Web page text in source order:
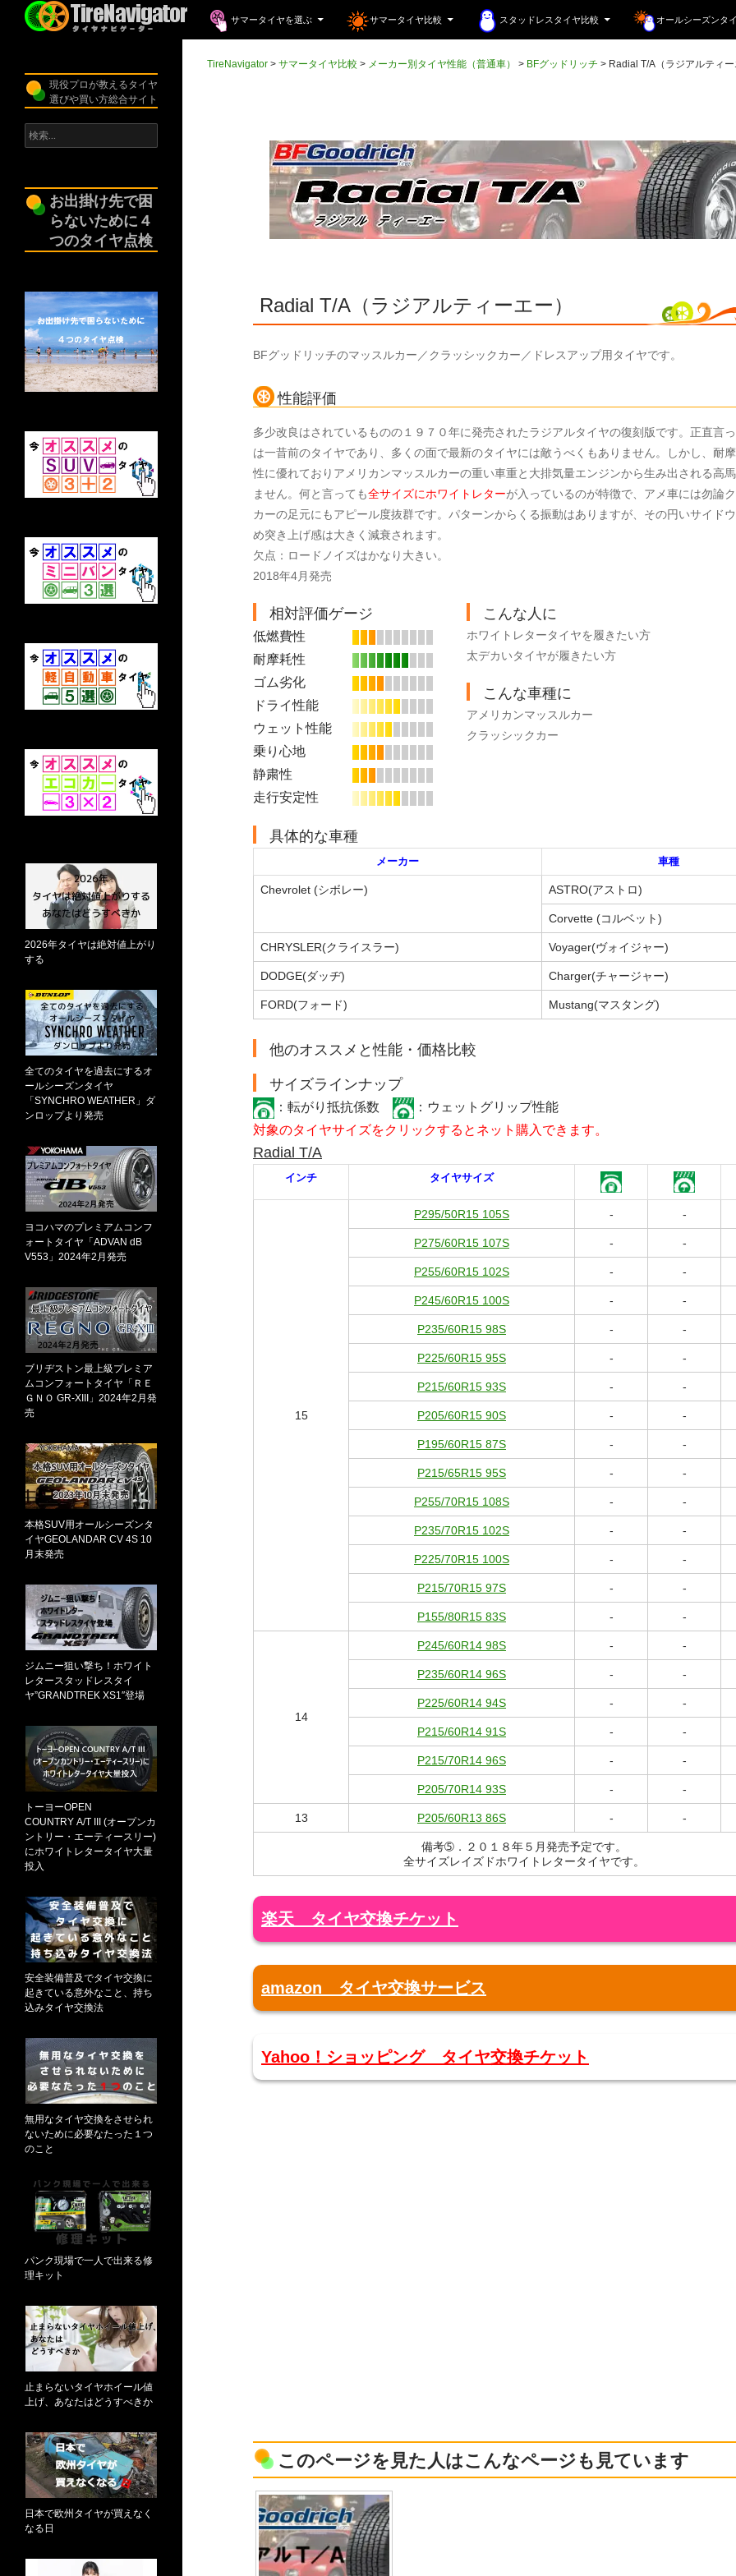
サマータイヤを選ぶ
サマータイヤ比較 スタッドレスタイヤ比較 オールシーズンタ
TireNavigator > サマータイヤ比較 > メーカー別タイヤ性能（普通車） > BFグッドリッチ > Radial T/A（ラジアルティー
Radial T/A（ラジアルティーエー）
BFグッドリッチのマッスルカー／クラッシックカー／ドレスアップ用タイヤです。
性能評価
多少改良はされているものの１９７０年に発売されたラジアルタイヤの復刻版です。正直言
は一昔前のタイヤであり、多くの面で最新のタイヤには敵うべくもありません。しかし、耐
性に優れておりアメリカンマッスルカーの重い車重と大排気量エンジンから生み出される高
ません。何と言っても全サイズにホワイトレターが入っているのが特徴で、アメ車には勿論
カーの足元にもアピール度抜群です。パターンからくる振動はありますが、その円いサイド
め突き上げ感は大きく減衰されます。
欠点：ロードノイズはかなり大きい。
2018年4月発売
相対評価ゲージ
低燃費性
耐摩耗性
ゴム劣化
ドライ性能
ウェット性能
乗り心地
静粛性
走行安定性
こんな人に
ホワイトレタータイヤを履きたい方
太デカいタイヤが履きたい方
こんな車種に
アメリカンマッスルカー
クラッシックカー
具体的な車種
メーカー 車種
Chevrolet (シボレー) ASTRO(アストロ)
Corvette (コルベット)
CHRYSLER(クライスラー) Voyager(ヴォイジャー)
DODGE(ダッヂ) Charger(チャージャー)
FORD(フォード) Mustang(マスタング)
他のオススメと性能・価格比較
サイズラインナップ
：転がり抵抗係数
：ウェットグリップ性能
対象のタイヤサイズをクリックするとネット購入できます。
Radial T/A
インチ タイヤサイズ
15
P295/50R15 105S - -
P275/60R15 107S - -
P255/60R15 102S - -
P245/60R15 100S - -
P235/60R15 98S - -
P225/60R15 95S - -
P215/60R15 93S - -
P205/60R15 90S - -
P195/60R15 87S - -
P215/65R15 95S - -
P255/70R15 108S - -
P235/70R15 102S - -
P225/70R15 100S - -
P215/70R15 97S - -
P155/80R15 83S - -
14
P245/60R14 98S - -
P235/60R14 96S - -
P225/60R14 94S - -
P215/60R14 91S - -
P215/70R14 96S - -
P205/70R14 93S - -
13 P205/60R13 86S - -
備考➄．２０１８年５月発売予定です。
全サイズレイズドホワイトレタータイヤです。
楽天 タイヤ交換チケット
amazon タイヤ交換サービス
Yahoo！ショッピング タイヤ交換チケット
このページを見た人はこんなページも見ています
現役プロが教えるタイヤ
選びや買い方総合サイト
検
索:
お出掛け先で困
らないために４
つのタイヤ点検
2026年タイヤは絶対値上がり
する
全てのタイヤを過去にするオ
ールシーズンタイヤ
「SYNCHRO WEATHER」ダ
ンロップより発売
ヨコハマのプレミアムコンフ
ォートタイヤ「ADVAN dB
V553」2024年2月発売
ブリヂストン最上級プレミア
ムコンフォートタイヤ「ＲＥ
ＧＮＯ GR-XIII」2024年2月発
売
本格SUV用オールシーズンタ
イヤGEOLANDAR CV 4S 10
月末発売
ジムニー狙い撃ち！ホワイト
レタースタッドレスタイ
ヤ”GRANDTREK XS1″登場
トーヨーOPEN
COUNTRY A/T III (オープンカ
ントリー・エーティースリー)
にホワイトレタータイヤ大量
投入
安全装備普及でタイヤ交換に
起きている意外なこと、持ち
込みタイヤ交換法
無用なタイヤ交換をさせられ
ないために必要なたった１つ
のこと
パンク現場で一人で出来る修
理キット
止まらないタイヤホイール値
上げ、あなたはどうすべきか
日本で欧州タイヤが買えなく
なる日